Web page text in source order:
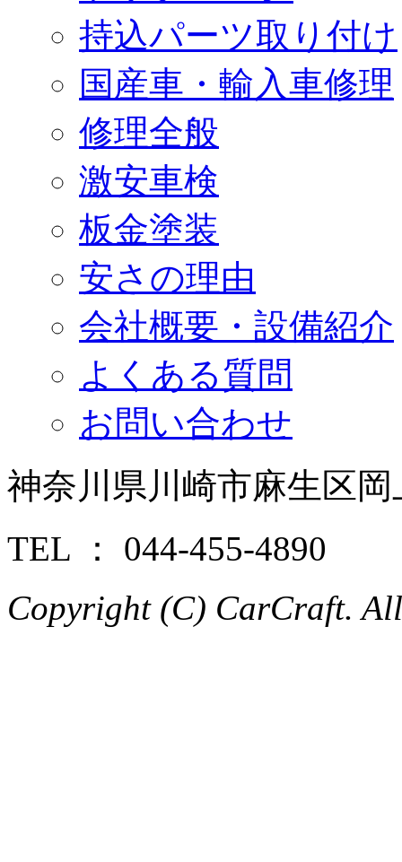
持込パーツ取り付け
国産車・輸入車修理
修理全般
激安車検
板金塗装
安さの理由
会社概要・設備紹介
よくある質問
お問い合わせ
神奈川県川崎市麻生区岡
TEL ： 044-455-4890
Copyright (C) CarCraft.